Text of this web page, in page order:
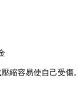
縮容易使自己受傷。